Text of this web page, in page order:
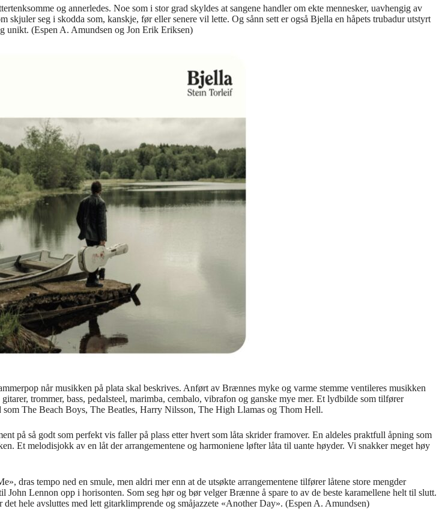
og annerledes. Noe som i stor grad skyldes at sangene handler om ekte mennesker, uavhengig av
seg i skodda som, kanskje, før eller senere vil lette. Og sånn sett er også Bjella en håpets trubadur utstyrt
unikt. (Espen A. Amundsen og Jon Erik Eriksen)
når musikken på plata skal beskrives. Anført av Brænnes myke og varme stemme ventileres musikken
trommer, bass, pedalsteel, marimba, cembalo, vibrafon og ganske mye mer. Et lydbilde som tilfører
The Beach Boys, The Beatles, Harry Nilsson, The High Llamas og Thom Hell.
på så godt som perfekt vis faller på plass etter hvert som låta skrider framover. En aldeles praktfull åpning som
Et melodisjokk av en låt der arrangementene og harmoniene løfter låta til uante høyder. Vi snakker meget høy
tempo ned en smule, men aldri mer enn at de utsøkte arrangementene tilfører låtene store mengder
Lennon opp i horisonten. Som seg hør og bør velger Brænne å spare to av de beste karamellene helt til slutt.
hele avsluttes med lett gitarklimprende og småjazzete «Another Day». (Espen A. Amundsen)